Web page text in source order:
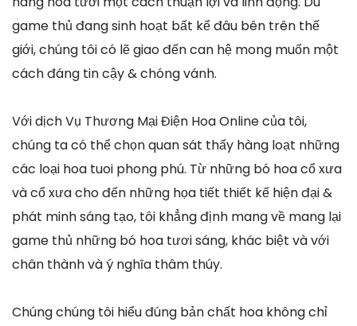
game thủ đang sinh hoạt bất kể đâu bên trên thế
giới, chúng tôi có lẽ giao đến can hệ mong muốn một
cách đáng tin cậy & chóng vánh.
Với dịch Vụ Thương Mại Điện Hoa Online của tôi,
chúng ta có thể chọn quan sát thấy hàng loạt những
các loại hoa tuoi phong phú. Từ những bó hoa cổ xưa
và cổ xưa cho đến những họa tiết thiết kế hiện đại &
phát minh sáng tạo, tôi khẳng định mang về mang lại
game thủ những bó hoa tươi sáng, khác biệt và với
chân thành và ý nghĩa thâm thúy.
Chúng chúng tôi hiểu đúng bản chất hoa không chỉ